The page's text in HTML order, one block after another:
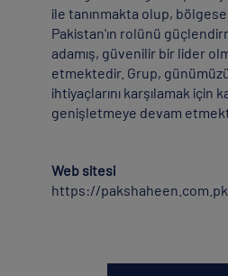
ile tanınmakta olup,
Pakistan'ın rolünü
adamış, güvenilir bir lider
etmektedir. Grup,
ihtiyaçlarını karşılamak için
genişletmeye devam
Web sitesi
https://pakshaheen.com.pk